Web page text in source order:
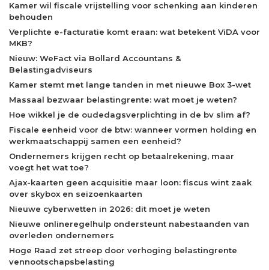
Kamer wil fiscale vrijstelling voor schenking aan kinderen
behouden
Verplichte e-facturatie komt eraan: wat betekent ViDA voor
MKB?
Nieuw: WeFact via Bollard Accountans &
Belastingadviseurs
Kamer stemt met lange tanden in met nieuwe Box 3-wet
Massaal bezwaar belastingrente: wat moet je weten?
Hoe wikkel je de oudedagsverplichting in de bv slim af?
Fiscale eenheid voor de btw: wanneer vormen holding en
werkmaatschappij samen een eenheid?
Ondernemers krijgen recht op betaalrekening, maar
voegt het wat toe?
Ajax-kaarten geen acquisitie maar loon: fiscus wint zaak
over skybox en seizoenkaarten
Nieuwe cyberwetten in 2026: dit moet je weten
Nieuwe onlineregelhulp ondersteunt nabestaanden van
overleden ondernemers
Hoge Raad zet streep door verhoging belastingrente
vennootschapsbelasting